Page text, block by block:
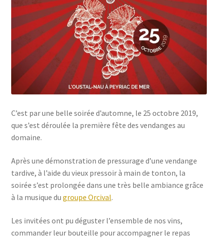
C’est par une belle soirée d’automne, le 25 octobre 2019,
que s’est déroulée la première fête des vendanges au
domaine.
Après une démonstration de pressurage d’une vendange
tardive, à l’aide du vieux pressoir à main de tonton, la
soirée s’est prolongée dans une très belle ambiance grâce
à la musique du groupe Orcival.
Les invitées ont pu déguster l’ensemble de nos vins,
commander leur bouteille pour accompagner le repas